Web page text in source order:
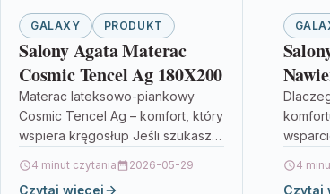
GALAXY PRODUKT
Salony Agata Materac
Cosmic Tencel Ag 180X200
Materac lateksowo-piankowy
Cosmic Tencel Ag – komfort, który
wspiera kręgosłup Jeśli szukasz
sprężystość lateksu z
4 minut czytania 2026-05-29
Czytaj więcej
bez
4
Czytaj